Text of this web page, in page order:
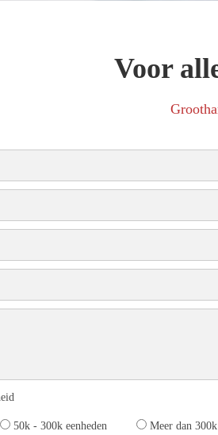
Voor
50k - 300k eenheden Meer dan 300k